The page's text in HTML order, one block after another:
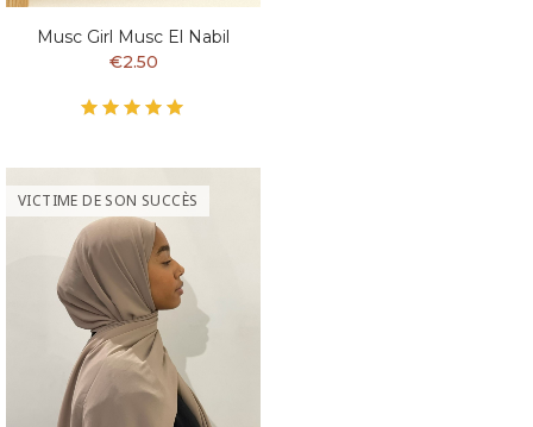
Musc Girl Musc El Nabil
€2.50
VICTIME DE SON SUCCÈS